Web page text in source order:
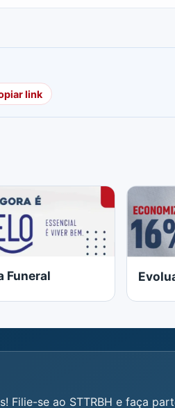
link
Funeral
Filie-se ao STTRBH e faça